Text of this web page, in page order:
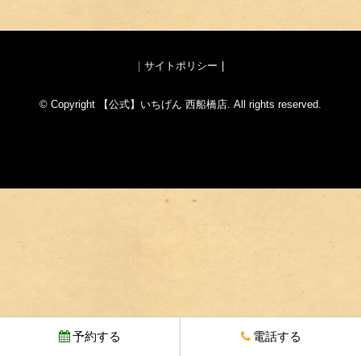
サイトポリシー
© Copyright 【公式】いちげん 西船橋店. All rights reserved.
予約する 電話する